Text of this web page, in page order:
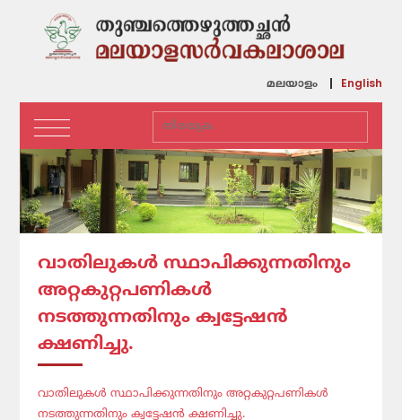
മലയാളം English
വാതിലുകൾ സ്ഥാപിക്കുന്നതിനും
അറ്റകുറ്റപണികൾ
നടത്തുന്നതിനും ക്വട്ടേഷൻ
ക്ഷണിച്ചു.
വാതിലുകൾ സ്ഥാപിക്കുന്നതിനും അറ്റകുറ്റപണികൾ
നടത്തുന്നതിനും ക്വട്ടേഷൻ ക്ഷണിച്ചു.